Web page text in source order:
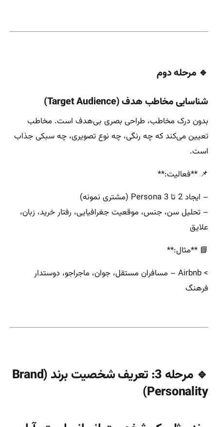
🔹 مرحله دوم
شناسایی مخاطب هدف (Target Audience)
بدون درک مخاطب، طراحی بصری بی‌هدف است. مخاطب
تعیین می‌کند که چه رنگی، چه نوع تصویری، چه سبکی جذاب
است.
📌 **فعالیت:**
– ایجاد 2 تا 3 Persona (مشتری نمونه)
– تحلیل سن، جنس، موقعیت جغرافیایی، رفتار خرید، زبان،
علایق
📘 **مثال:**
> Airbnb – مسافران مستقل، جوان، ماجراجو، دوستدار
فرهنگ
🔹 مرحله 3: تعریف شخصیت برند (Brand
Personality)